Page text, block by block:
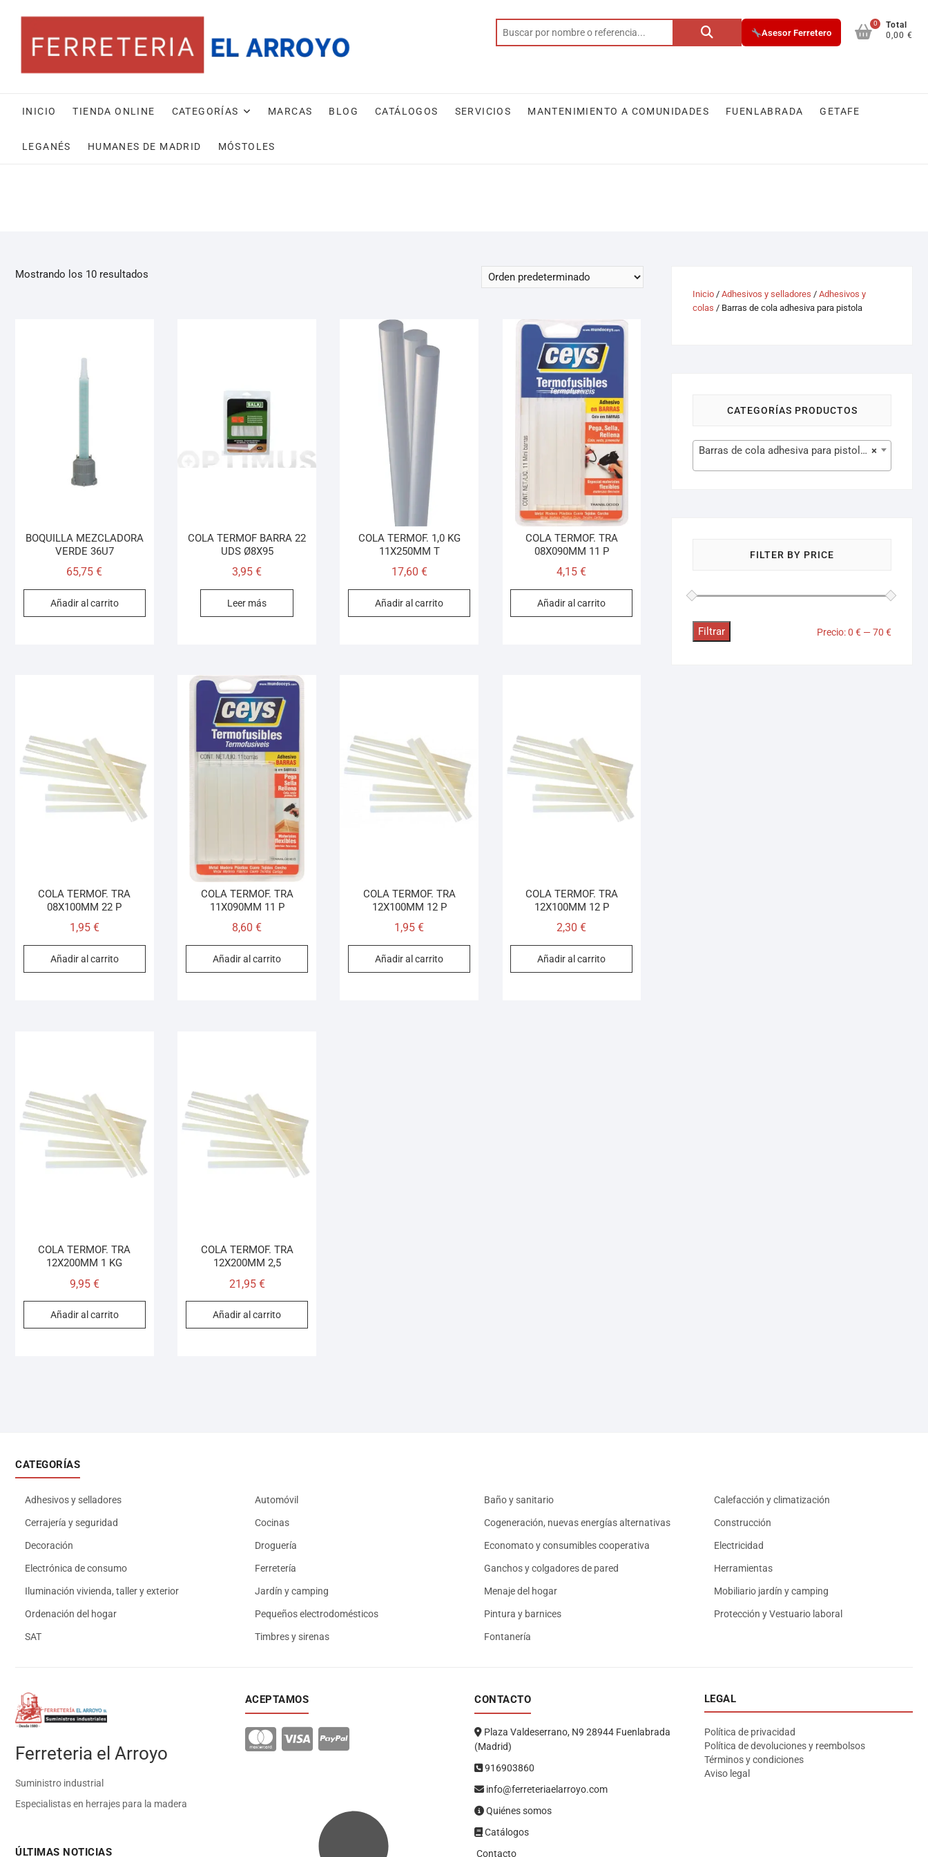
Asesor Ferretero
0
Total
0,00 €
INICIO TIENDA ONLINE CATEGORÍAS MARCAS BLOG CATÁLOGOS SERVICIOS MANTENIMIENTO A COMUNIDADES FUENLABRADA GETAFE
LEGANÉS HUMANES DE MADRID MÓSTOLES
Mostrando los 10 resultados
BOQUILLA MEZCLADORA
VERDE 36U7
65,75€
Añadir al carrito
COLA TERMOF BARRA 22
UDS Ø8X95
3,95€
Leer más
COLA TERMOF. 1,0 KG
11X250MM T
17,60 €
Añadir al carrito
COLA TERMOF. TRA
08X090MM 11 P
4,15€
Añadir al carrito
COLA TERMOF. TRA
08X100MM 22 P
1,95 €
Añadir al carrito
COLA TERMOF. TRA
11X090MM 11 P
8,60€
Añadir al carrito
COLA TERMOF. TRA
12X100MM 12 P
1,95€
Añadir al carrito
COLA TERMOF. TRA
12X100MM 12 P
2,30€
Añadir al carrito
COLA TERMOF. TRA
12X200MM 1 KG
9,95 €
Añadir al carrito
COLA TERMOF. TRA
12X200MM 2,5
21,95 €
Añadir al carrito
Inicio / Adhesivos y selladores / Adhesivos y
colas / Barras de cola adhesiva para pistola
CATEGORÍAS PRODUCTOS
×
Barras de cola adhesiva para pistola (10)
FILTER BY PRICE
Filtrar Precio:0 € —70 €
CATEGORÍAS
Adhesivos y selladores Automóvil Baño y sanitario Calefacción y climatización
Cerrajería y seguridad Cocinas Cogeneración, nuevas energías alternativas Construcción
Decoración Droguería Economato y consumibles cooperativa Electricidad
Electrónica de consumo Ferretería Ganchos y colgadores de pared Herramientas
Iluminación vivienda, taller y exterior Jardín y camping Menaje del hogar Mobiliario jardín y camping
Ordenación del hogar Pequeños electrodomésticos Pintura y barnices Protección y Vestuario laboral
SAT Timbres y sirenas Fontanería
Ferreteria el Arroyo
Suministro industrial
Especialistas en herrajes para la madera
ÚLTIMAS NOTICIAS
ACEPTAMOS CONTACTO
Plaza Valdeserrano, N9 28944 Fuenlabrada
(Madrid)
916903860
info@ferreteriaelarroyo.com
Quiénes somos
Catálogos
Contacto
LEGAL
Política de privacidad
Política de devoluciones y reembolsos
Términos y condiciones
Aviso legal
Asesor El Arroyo
En línea · responde en segundos
WhatsApp